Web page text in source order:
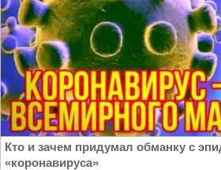
Кто и зачем придумал обманку с
«коронавируса»